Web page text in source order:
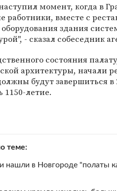
момент, когда в
работники, вместе с
здания
- сказал собеседник
состояния
архитектуры, начали
будут завершиться в
1150-летие.
теме
нашли в Новгороде "полаты